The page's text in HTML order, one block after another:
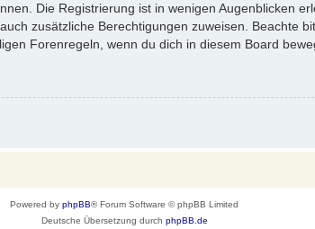
Die Registrierung ist in wenigen Augenblicken
zusätzliche Berechtigungen zuweisen. Beachte
Forenregeln, wenn du dich in diesem Board
Powered by phpBB® Forum Software © phpBB Limited
Deutsche Übersetzung durch phpBB.de